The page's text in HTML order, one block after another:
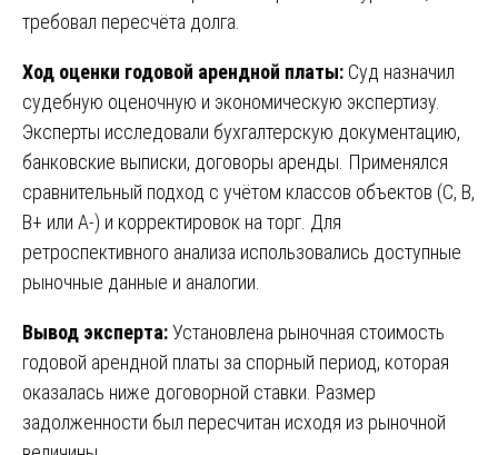
требовал пересчёта долга.
Ход оценки годовой арендной платы: Суд назначил
судебную оценочную и экономическую экспертизу.
Эксперты исследовали бухгалтерскую документацию,
банковские выписки, договоры аренды. Применялся
сравнительный подход с учётом классов объектов (C, B,
B+ или А-) и корректировок на торг. Для
ретроспективного анализа использовались доступные
рыночные данные и аналогии.
Вывод эксперта:Установлена рыночная стоимость
годовой арендной платы за спорный период, которая
оказалась ниже договорной ставки. Размер
задолженности был пересчитан исходя из рыночной